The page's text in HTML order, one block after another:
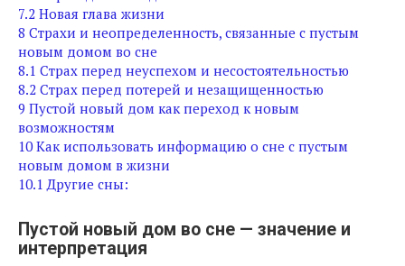
7.2 Новая глава жизни
8 Страхи и неопределенность, связанные с пустым
новым домом во сне
8.1 Страх перед неуспехом и несостоятельностью
8.2 Страх перед потерей и незащищенностью
9 Пустой новый дом как переход к новым
возможностям
10 Как использовать информацию о сне с пустым
новым домом в жизни
10.1 Другие сны:
Пустой новый дом во сне — значение и
интерпретация